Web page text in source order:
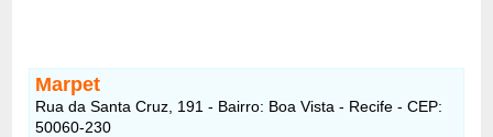
Marpet
Rua da Santa Cruz, 191 - Bairro: Boa Vista - Recife - CEP:
50060-230